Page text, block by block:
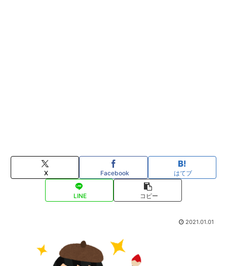
X Facebook はてブ
LINE コピー
2021.01.01